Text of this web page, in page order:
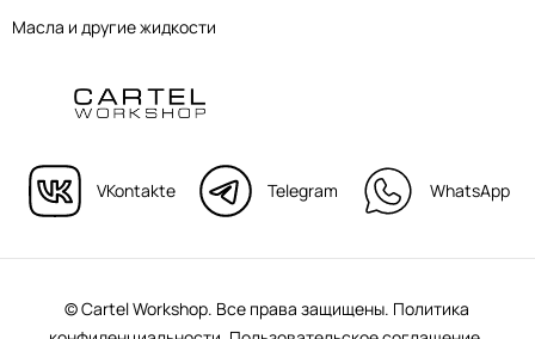
VKontakte Telegram WhatsApp
Масла и другие жидкости
© Cartel Workshop. Все права защищены. Политика